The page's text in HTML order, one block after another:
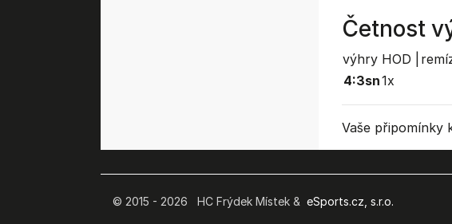
Četnost
výhry HOD |
4:3sn1x
Vaše připomínky
© 2015 - 2026 HC Frýdek Místek &eSports.cz, s.r.o.